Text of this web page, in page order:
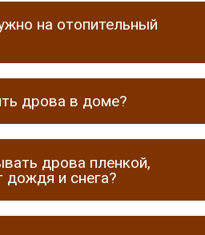
на отопительный
дрова в доме?
дрова пленкой,
дождя и снега?